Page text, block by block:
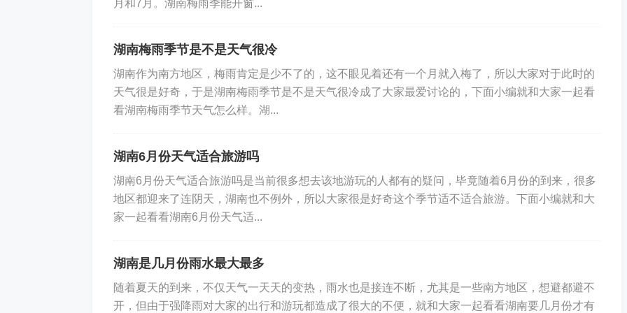
月和7月。湖南梅雨季能开窗...
湖南梅雨季节是不是天气很冷
湖南作为南方地区，梅雨肯定是少不了的，这不眼见着还有一个月就入梅了，所以大家对于此时的
天气很是好奇，于是湖南梅雨季节是不是天气很冷成了大家最爱讨论的，下面小编就和大家一起看
看湖南梅雨季节天气怎么样。湖...
湖南6月份天气适合旅游吗
湖南6月份天气适合旅游吗是当前很多想去该地游玩的人都有的疑问，毕竟随着6月份的到来，很多
地区都迎来了连阴天，湖南也不例外，所以大家很是好奇这个季节适不适合旅游。下面小编就和大
家一起看看湖南6月份天气适...
湖南是几月份雨水最大最多
随着夏天的到来，不仅天气一天天的变热，雨水也是接连不断，尤其是一些南方地区，想避都避不
开，但由于强降雨对大家的出行和游玩都造成了很大的不便，就和大家一起看看湖南要几月份才有